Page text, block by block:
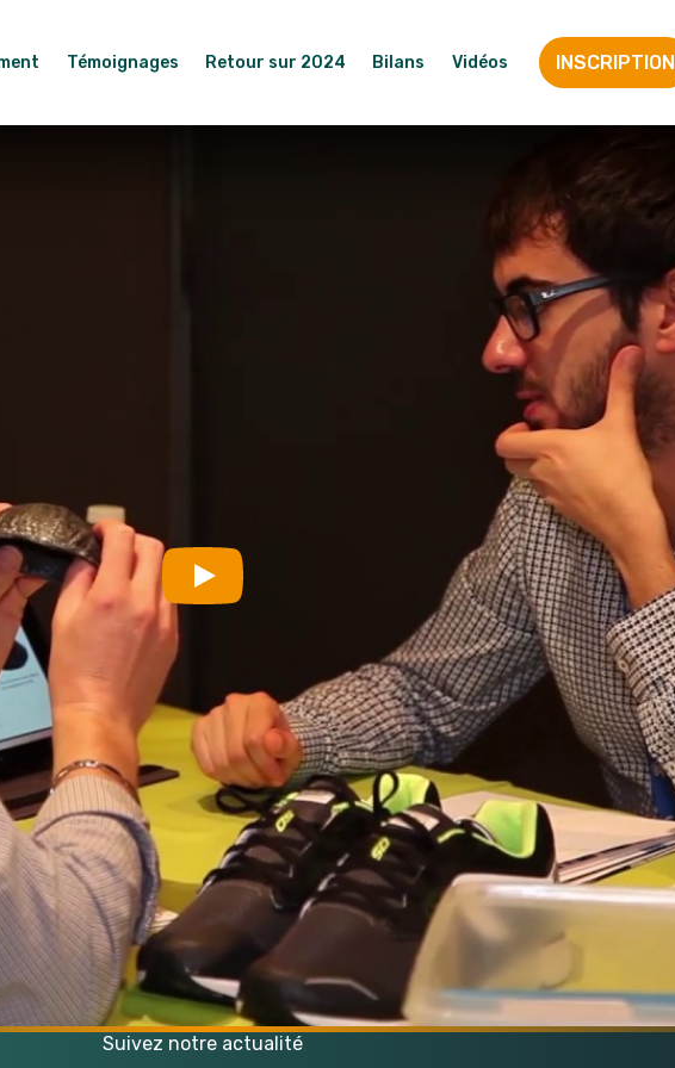
Témoignages Retour sur 2024 Bilans Vidéos INSCRIPTION
Play
Suivez notre actualité